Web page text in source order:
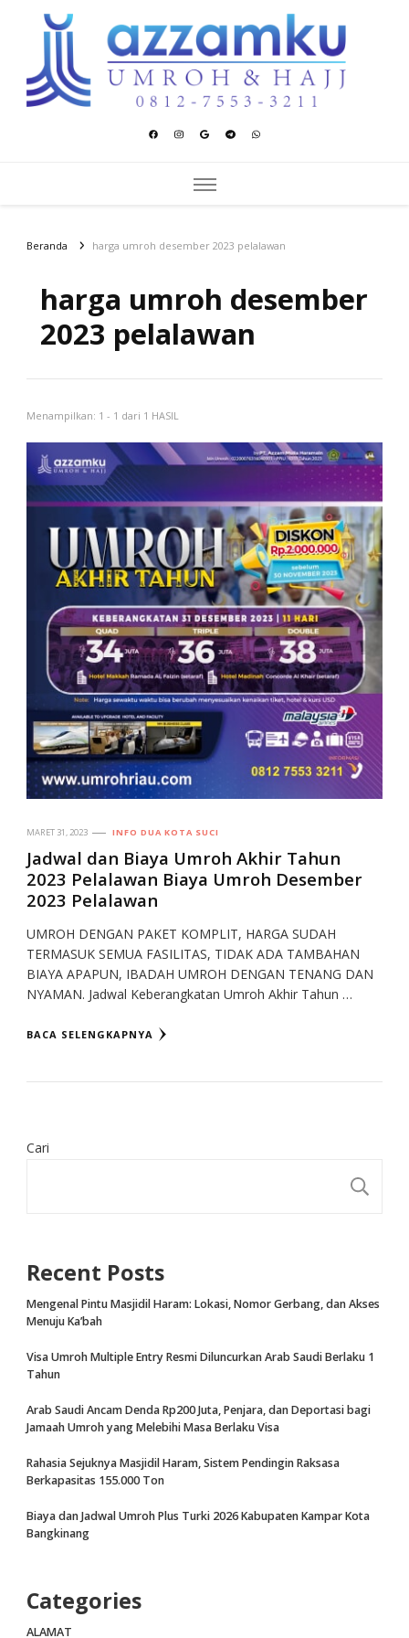
Azzamku Umroh dan Hajj
Beranda harga umroh desember 2023 pelalawan
harga umroh desember
2023 pelalawan
Menampilkan: 1 - 1 dari 1 HASIL
MARET 31, 2023 INFO DUA KOTA SUCI
Jadwal dan Biaya Umroh Akhir Tahun
2023 Pelalawan Biaya Umroh Desember
2023 Pelalawan
UMROH DENGAN PAKET KOMPLIT, HARGA SUDAH
TERMASUK SEMUA FASILITAS, TIDAK ADA TAMBAHAN
BIAYA APAPUN, IBADAH UMROH DENGAN TENANG DAN
NYAMAN. Jadwal Keberangkatan Umroh Akhir Tahun …
BACA SELENGKAPNYA
Cari
Recent Posts
Mengenal Pintu Masjidil Haram: Lokasi, Nomor Gerbang, dan Akses
Menuju Ka’bah
Visa Umroh Multiple Entry Resmi Diluncurkan Arab Saudi Berlaku 1
Tahun
Arab Saudi Ancam Denda Rp200 Juta, Penjara, dan Deportasi bagi
Jamaah Umroh yang Melebihi Masa Berlaku Visa
Rahasia Sejuknya Masjidil Haram, Sistem Pendingin Raksasa
Berkapasitas 155.000 Ton
Biaya dan Jadwal Umroh Plus Turki 2026 Kabupaten Kampar Kota
Bangkinang
Categories
ALAMAT